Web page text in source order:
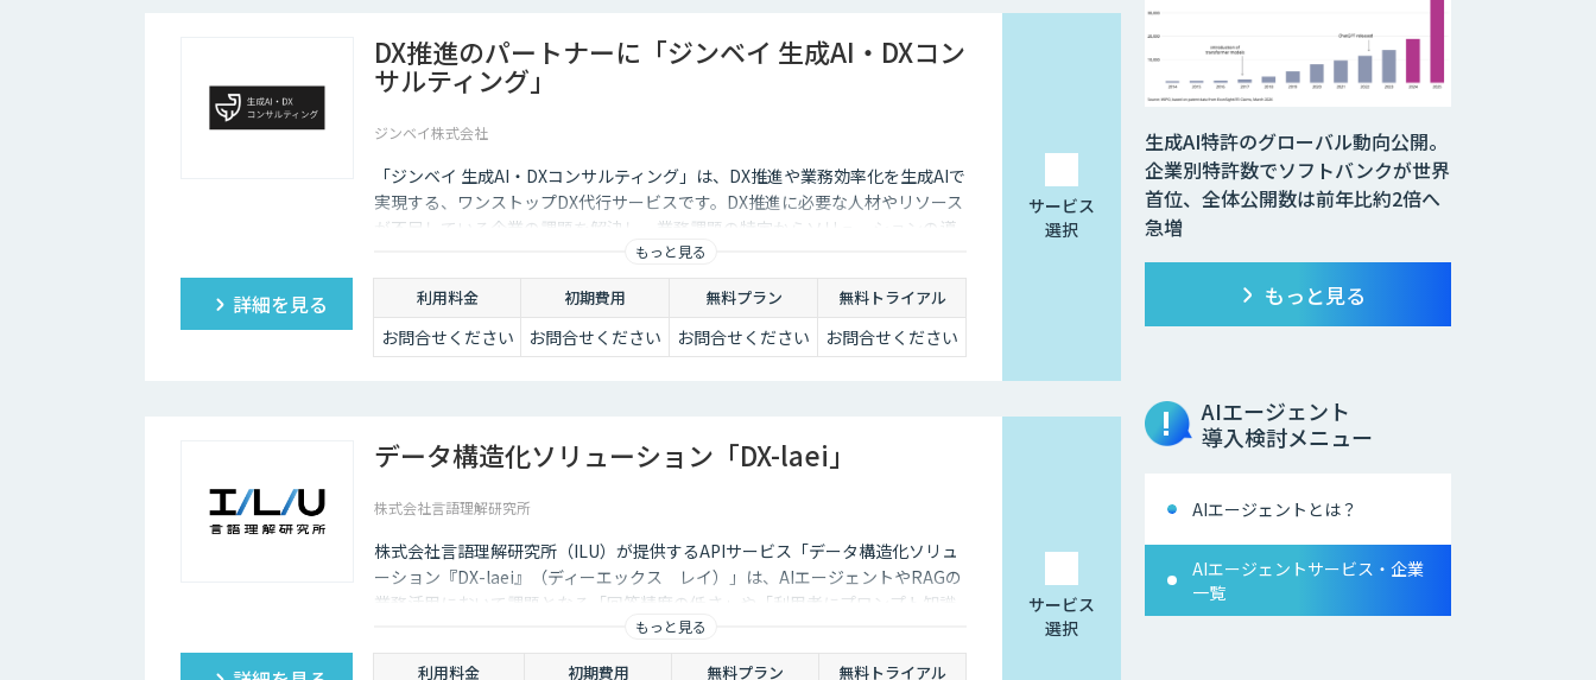
DX推進のパートナーに「ジンベイ 生成AI・DXコン
サルティング」
ジンベイ株式会社
「ジンベイ 生成AI・DXコンサルティング」は、DX推進や業務効率化を生成AIで
実現する、ワンストップDX代行サービスです。DX推進に必要な人材やリソース
が不足している企業の課題を解決し、業務課題の特定からソリューションの導
入・運用まで一括でサポートします。もっと見る
詳細を見る 利用料金 初期費用 無料プラン 無料トライアル
お問合せください お問合せください お問合せください お問合せください
サービス
選択
データ構造化ソリューション「DX-laei」
株式会社言語理解研究所
株式会社言語理解研究所（ILU）が提供するAPIサービス「データ構造化ソリュ
ーション『DX-laei』（ディーエックス レイ）」は、AIエージェントやRAGの
業務活用において課題となる「回答精度の低さ」や「利用者にプロンプト知識
が求められる」といった運用上の問題に対し、日本語に特化した自然言語処理
技術でアプローチします。 「DX-laei」は、ドキュメントの構造化処理に加え、
もっと見る
利用料金 初期費用 無料プラン 無料トライアル
サービス
選択
生成AI特許のグローバル動向公開。
企業別特許数でソフトバンクが世界
首位、全体公開数は前年比約2倍へ
急増
もっと見る
AIエージェント
導入検討メニュー
AIエージェントとは？
AIエージェントサービス・企業
一覧